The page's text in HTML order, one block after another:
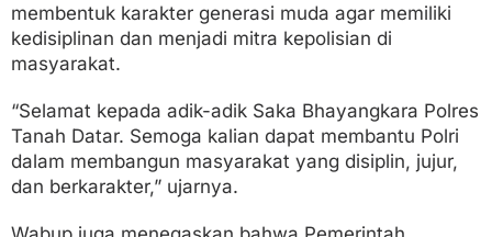
membentuk karakter generasi muda agar memiliki
kedisiplinan dan menjadi mitra kepolisian di
masyarakat.
“Selamat kepada adik-adik Saka Bhayangkara Polres
Tanah Datar. Semoga kalian dapat membantu Polri
dalam membangun masyarakat yang disiplin, jujur,
dan berkarakter,” ujarnya.